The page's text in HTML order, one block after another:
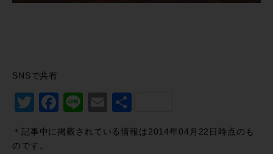
SNSで共有
Twitter
Facebook
LineEmail
＊記事中に掲載されている情報は2014年04月22日時点のも
のです。